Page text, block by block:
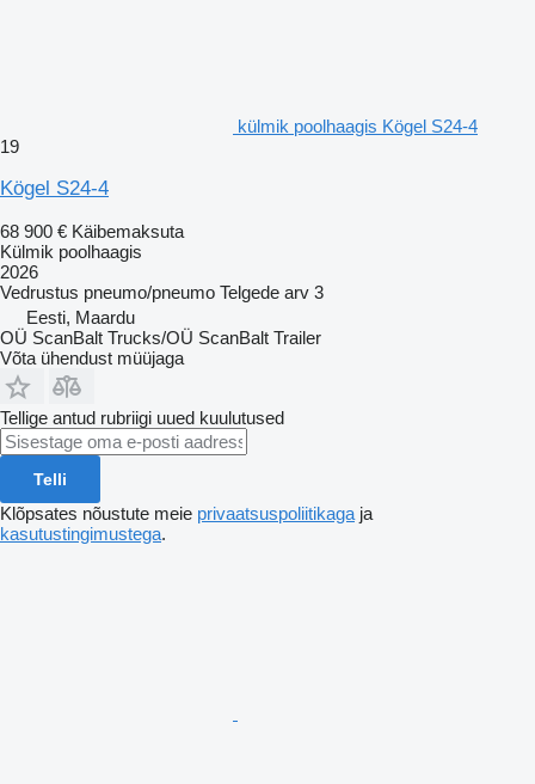
külmik poolhaagis Kögel S24-4
19
Kögel S24-4
68 900 € Käibemaksuta
Külmik poolhaagis
2026
Vedrustus pneumo/pneumo Telgede arv 3
Eesti, Maardu
OÜ ScanBalt Trucks/OÜ ScanBalt Trailer
Võta ühendust müüjaga
Tellige antud rubriigi uued kuulutused
Telli
Klõpsates nõustute meie privaatsuspoliitikaga ja
kasutustingimustega.